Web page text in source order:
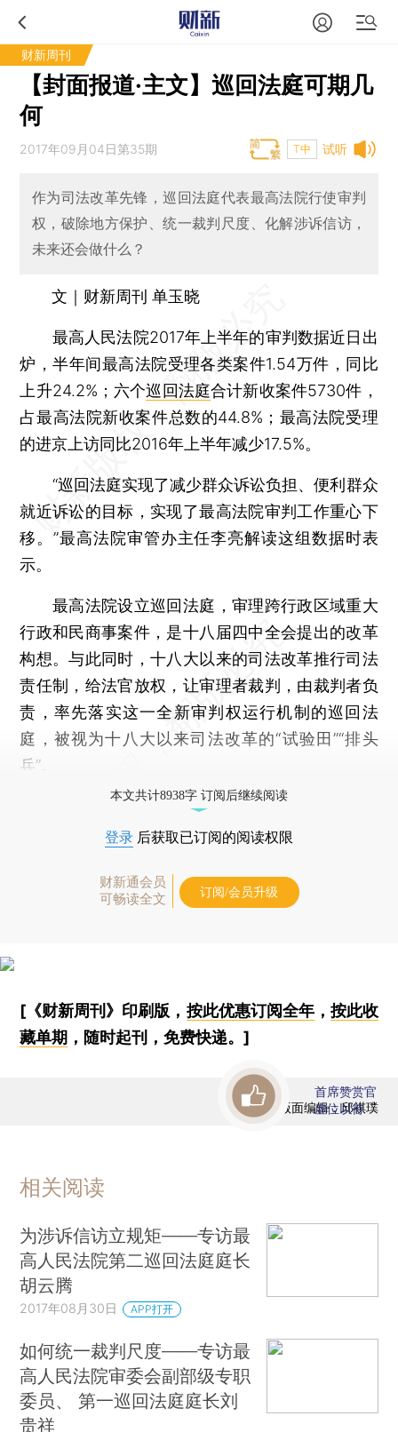
财新周刊
【封面报道·主文】巡回法庭可期几
何
试听
2017年09月04日第35期 T中
作为司法改革先锋，巡回法庭代表最高法院行使审判
权，破除地方保护、统一裁判尺度、化解涉诉信访，
未来还会做什么？
文｜财新周刊 单玉晓
最高人民法院2017年上半年的审判数据近日出
炉，半年间最高法院受理各类案件1.54万件，同比
上升24.2%；六个巡回法庭合计新收案件5730件，
占最高法院新收案件总数的44.8%；最高法院受理
的进京上访同比2016年上半年减少17.5%。
“巡回法庭实现了减少群众诉讼负担、便利群众
就近诉讼的目标，实现了最高法院审判工作重心下
移。”最高法院审管办主任李亮解读这组数据时表
示。
最高法院设立巡回法庭，审理跨行政区域重大
行政和民商事案件，是十八届四中全会提出的改革
构想。与此同时，十八大以来的司法改革推行司法
责任制，给法官放权，让审理者裁判，由裁判者负
责，率先落实这一全新审判权运行机制的巡回法
庭，被视为十八大以来司法改革的“试验田”“排头
兵”。
本文共计8938字 订阅后继续阅读
登录 后获取已订阅的阅读权限
财新通会员
可畅读全文
订阅/会员升级
[《财新周刊》印刷版， 按此优惠订阅全年， 按此收
藏单期 ，随时起刊，免费快递。]
版面编辑：邱祺璞
首席赞赏官
虚位以待
相关阅读
为涉诉信访立规矩——专访最
高人民法院第二巡回法庭庭长
胡云腾
2017年08月30日 APP打开
如何统一裁判尺度——专访最
高人民法院审委会副部级专职
委员、 第一巡回法庭庭长刘
贵祥